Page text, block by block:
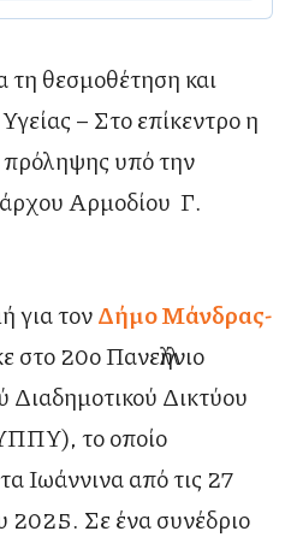
τη θεσμοθέτηση και
– Στο επίκεντρο η
πρόληψης υπό την
Αρμοδίου Γ.
για τονΔήμο Μάνδρας-
20ο Πανελλήνιο
Διαδημοτικού Δικτύου
το οποίο
Ιωάννινα από τις 27
2025. Σε ένα συνέδριο